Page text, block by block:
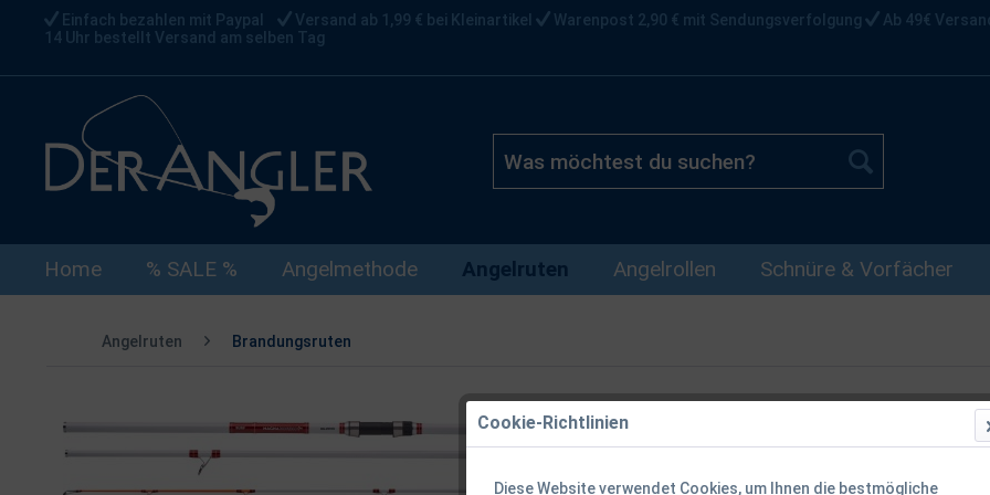
Einfach bezahlen mit Paypal Versand ab 1,99 € bei Kleinartikel Warenpost 2,90 € mit Sendungsverfolgung Ab 49€
14 Uhr bestellt Versand am selben Tag
Home % SALE % Angelmethode Angelruten Angelrollen Schnüre & Vorfächer
Angelruten Brandungsruten
Balzer
4,20m 80-
Cookie-Richtlinien
Diese Website verwendet Cookies, um Ihnen die bestmögliche